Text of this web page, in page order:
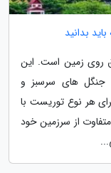
بدانید
روی زمین است. این
جنگل های سرسبز و
هر نوع توریست با
از سرزمین خود